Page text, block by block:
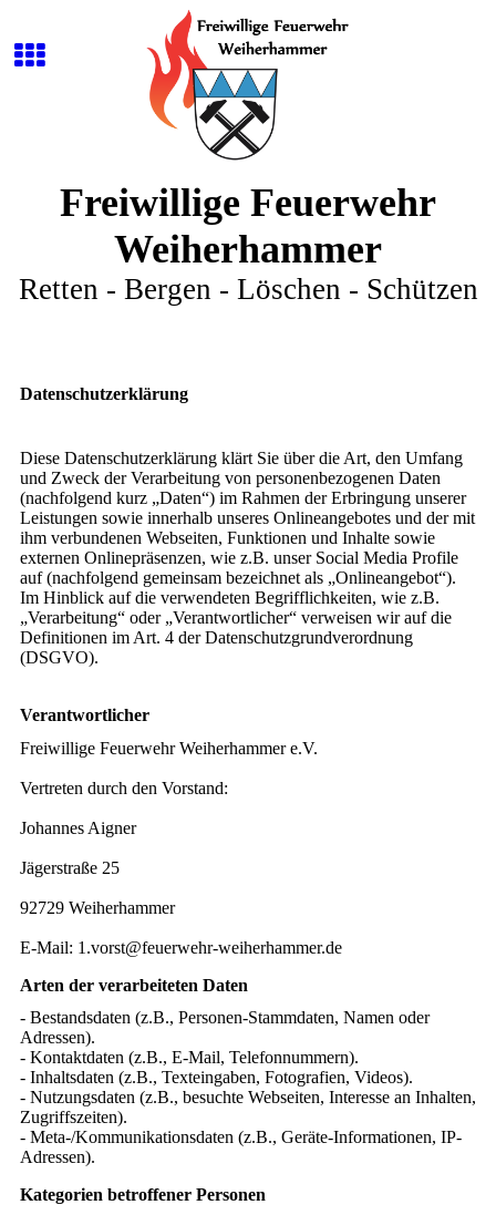
Freiwillige Feuerwehr
Weiherhammer
Retten - Bergen - Löschen - Schützen
Datenschutzerklärung
Diese Datenschutzerklärung klärt Sie über die Art, den Umfang
und Zweck der Verarbeitung von personenbezogenen Daten
(nachfolgend kurz „Daten“) im Rahmen der Erbringung unserer
Leistungen sowie innerhalb unseres Onlineangebotes und der mit
ihm verbundenen Webseiten, Funktionen und Inhalte sowie
externen Onlinepräsenzen, wie z.B. unser Social Media Profile
auf (nachfolgend gemeinsam bezeichnet als „Onlineangebot“).
Im Hinblick auf die verwendeten Begrifflichkeiten, wie z.B.
„Verarbeitung“ oder „Verantwortlicher“ verweisen wir auf die
Definitionen im Art. 4 der Datenschutzgrundverordnung
(DSGVO).
Verantwortlicher
Freiwillige Feuerwehr Weiherhammer e.V.
Vertreten durch den Vorstand:
Johannes Aigner
Jägerstraße 25
92729 Weiherhammer
E-Mail: 1.vorst@feuerwehr-weiherhammer.de
Arten der verarbeiteten Daten
- Bestandsdaten (z.B., Personen-Stammdaten, Namen oder
Adressen).
- Kontaktdaten (z.B., E-Mail, Telefonnummern).
- Inhaltsdaten (z.B., Texteingaben, Fotografien, Videos).
- Nutzungsdaten (z.B., besuchte Webseiten, Interesse an Inhalten,
Zugriffszeiten).
- Meta-/Kommunikationsdaten (z.B., Geräte-Informationen, IP-
Adressen).
Kategorien betroffener Personen